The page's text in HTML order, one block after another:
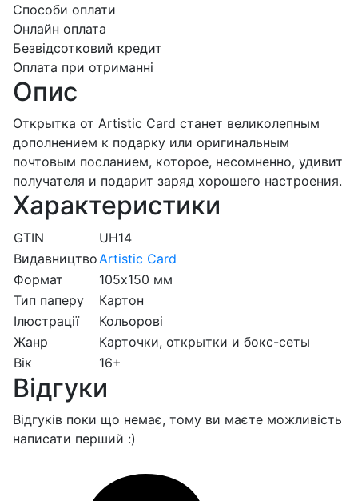
Способи оплати
Онлайн оплата
Безвідсотковий кредит
Оплата при отриманні
Опис
Открытка от Artistic Card станет великолепным
дополнением к подарку или оригинальным
почтовым посланием, которое, несомненно, удивит
получателя и подарит заряд хорошего настроения.
Характеристики
GTIN
UH14
Видавництво Artistic Card
Формат
105х150 мм
Тип паперу
Картон
Ілюстрації
Кольорові
Жанр
Карточки, открытки и бокс-сеты
Вік
16+
Відгуки
Відгуків поки що немає, тому ви маєте можливість
написати перший :)